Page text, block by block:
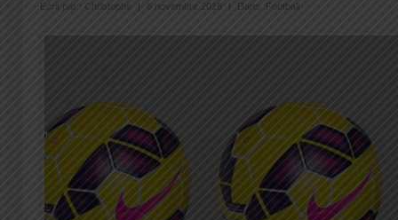
Écrit par : Christophe 8 novembre 2016 | Dans : Football